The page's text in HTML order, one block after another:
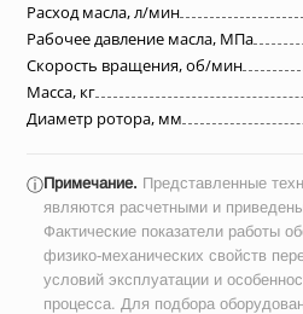
Расход масла, л/мин
Рабочее давление масла, МПа
Скорость вращения, об/мин
Масса, кг
Диаметр ротора, мм
ⓘПримечание. Представленные
являются расчетными и
Фактические показатели работы
физико-механических свойств
условий эксплуатации и
процесса. Для подбора